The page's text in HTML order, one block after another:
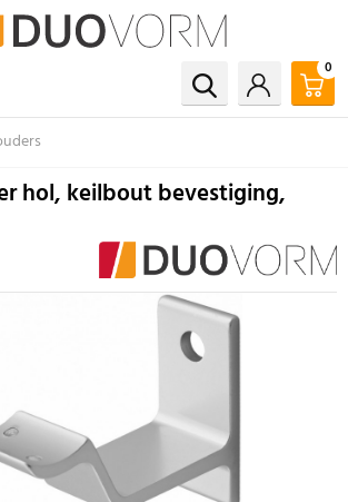
0
hol, keilbout bevestiging,